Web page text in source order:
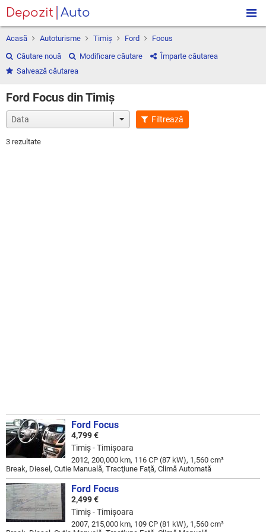
Depozit Auto
Acasă Autoturisme Timiş Ford
Focus
Căutare nouă
Modificare căutare
Împarte căutarea
Salvează căutarea
Ford Focus din Timiş
Filtrează
3 rezultate
Ford Focus
4,799 €
Timiş - Timişoara
2012, 200,000 km, 116 CP (87 kW), 1,560 cm³
Break, Diesel, Cutie Manuală, Tracţiune Faţă, Climă Automată
Ford Focus
2,499 €
Timiş - Timişoara
2007, 215,000 km, 109 CP (81 kW), 1,560 cm³